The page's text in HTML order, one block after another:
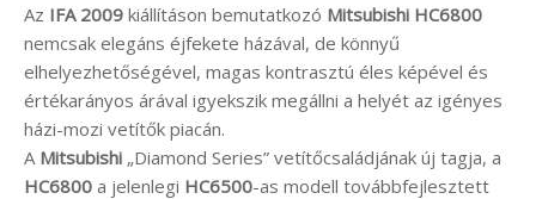
Az IFA 2009 kiállításon bemutatkozó Mitsubishi HC6800
nemcsak elegáns éjfekete házával, de könnyű
elhelyezhetőségével, magas kontrasztú éles képével és
értékarányos árával igyekszik megállni a helyét az igényes
házi-mozi vetítők piacán.
A Mitsubishi „Diamond Series” vetítőcsaládjának új tagja, a
HC6800 a jelenlegi HC6500-as modell továbbfejlesztett